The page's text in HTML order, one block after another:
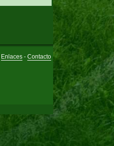
Enlaces- Contacto